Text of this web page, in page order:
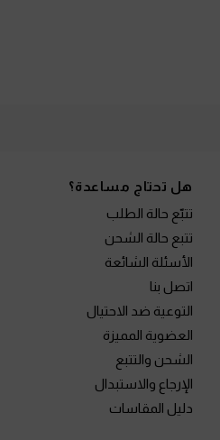
هل تحتاج مساعدة؟
تتبّع حالة الطلب
تتبع حالة الشحن
الأسئلة الشائعة
اتصل بنا
التوعية ضد الاحتيال
العضوية المميزة
الشحن والتتبع
الإرجاع والاستبدال
دليل المقاسات